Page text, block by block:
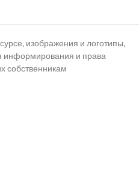
изображения и логотипы,
информирования и права
собственникам